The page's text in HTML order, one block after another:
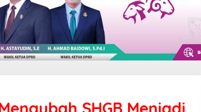
SHGB Menjadi